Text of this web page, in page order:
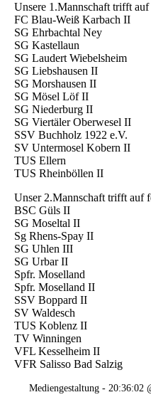
Unsere 1.Mannschaft trifft
FC Blau-Weiß Karbach II
SG Ehrbachtal Ney
SG Kastellaun
SG Laudert Wiebelsheim
SG Liebshausen II
SG Morshausen II
SG Mösel Löf II
SG Niederburg II
SG Viertäler Oberwesel II
SSV Buchholz 1922 e.V.
SV Untermosel Kobern II
TUS Ellern
TUS Rheinböllen II
Unser 2.Mannschaft trifft auf
BSC Güls II
SG Moseltal II
Sg Rhens-Spay II
SG Uhlen III
SG Urbar II
Spfr. Moselland
Spfr. Moselland II
SSV Boppard II
SV Waldesch
TUS Koblenz II
TV Winningen
VFL Kesselheim II
VFR Salisso Bad Salzig
Mediengestaltung - 20:36:02